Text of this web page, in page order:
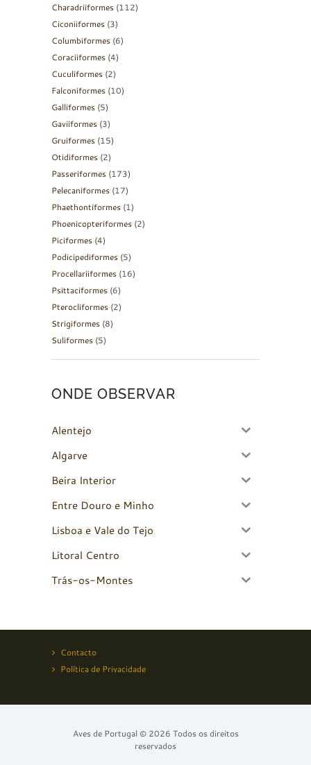
Charadriiformes (112)
Ciconiiformes (3)
Columbiformes (6)
Coraciiformes (4)
Cuculiformes (2)
Falconiformes (10)
Galliformes (5)
Gaviiformes (3)
Gruiformes (15)
Otidiformes (2)
Passeriformes (173)
Pelecaniformes (17)
Phaethontiformes (1)
Phoenicopteriformes (2)
Piciformes (4)
Podicipediformes (5)
Procellariiformes (16)
Psittaciformes (6)
Pterocliformes (2)
Strigiformes (8)
Suliformes (5)
ONDE OBSERVAR
Alentejo
Algarve
Beira Interior
Entre Douro e Minho
Lisboa e Vale do Tejo
Litoral Centro
Trás-os-Montes
Contacto
Política de Privacidade
Aves de Portugal © 2026 Todos os direitos
reservados